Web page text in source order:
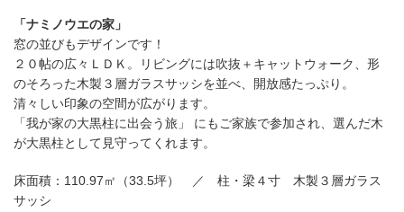
「ナミノウエの家」
窓の並びもデザインです！
２０帖の広々ＬＤＫ。リビングには吹抜＋キャットウォーク、形
のそろった木製３層ガラスサッシを並べ、開放感たっぷり。
清々しい印象の空間が広がります。
「我が家の大黒柱に出会う旅」 にもご家族で参加され、選んだ木
が大黒柱として見守ってくれます。
床面積：110.97㎡（33.5坪） ／ 柱・梁４寸 木製３層ガラス
サッシ